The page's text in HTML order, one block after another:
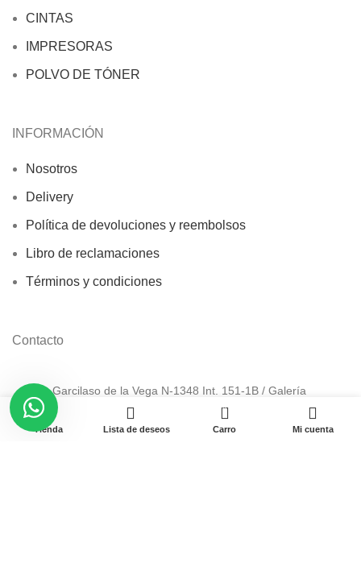
CINTAS
IMPRESORAS
POLVO DE TÓNER
INFORMACIÓN
Nosotros
Delivery
Política de devoluciones y reembolsos
Libro de reclamaciones
Términos y condiciones
Contacto
Av. Garcilaso de la Vega N-1348 Int. 151-1B / Galería
CyberPlaza.
Tienda Lista de deseos
0
Carro Mi cuenta